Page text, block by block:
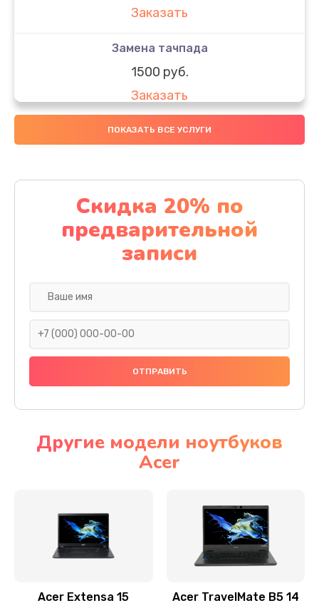
Заказать
Замена тачпада
1500 руб.
Заказать
Замена южного моста
Заказать
Чистка от пыли
1060 руб.
Заказать
Ремонт подсветки
Настройка BIOS
Замена видеочипа
Заказать
ПОКАЗАТЬ ВСЕ УСЛУГИ
Скидка 20% по
предварительной
записи
Другие модели ноутбуков
Acer
Acer Extensa 15 Acer TravelMate B5 14